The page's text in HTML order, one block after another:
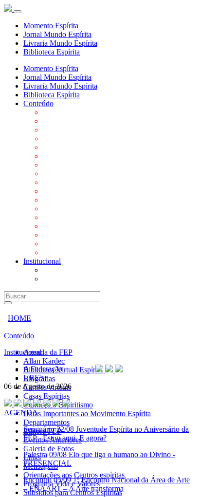
Momento Espírita
Jornal Mundo Espírita
Livraria Mundo Espírita
Biblioteca Espírita
Momento Espírita
Jornal Mundo Espírita
Livraria Mundo Espírita
Biblioteca Espírita
Conteúdo
Institucional
HOME
Conteúdo
Agenda da FEP
Allan Kardec
Biblioteca Virtual Espírita
Biografias
Cartões virtuais
Casas Espíritas
Conheça o Espiritismo
Datas Importantes ao Movimento Espírita
Departamentos
Editora FEP
Eventos Anteriores
Galeria de Fotos
Links
Mensagens
Orientações aos Centros espíritas
Programa Vida e Valores
Subsídios para Centros Espíritas
Institucional
A Federação
URE's
06 de Agosto de 2026
AGENDA
Seminário 22/08 Juventude Espírita no Aniversário da
FEP - Estou aqui. E agora?
Palestra 09/08 Elo que liga o humano ao Divino -
PRESENCIAL
Encontro 05/09 1º Encontro Nacional da Área de Arte
– ENAART – A Arte transforma